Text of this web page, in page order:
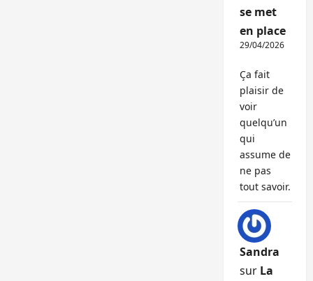
se met
en place
29/04/2026
Ça fait
plaisir de
voir
quelqu’un
qui
assume de
ne pas
tout savoir.
Sandra
sur La